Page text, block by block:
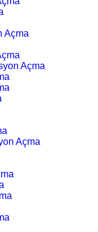
Açma
Açma
Açma